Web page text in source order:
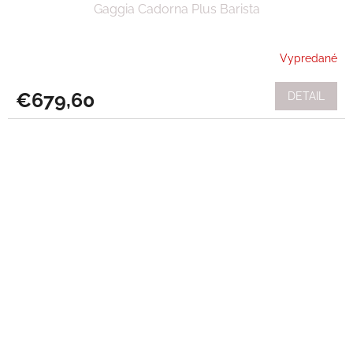
Gaggia Cadorna Plus Barista
Vypredané
€679,60 DETAIL